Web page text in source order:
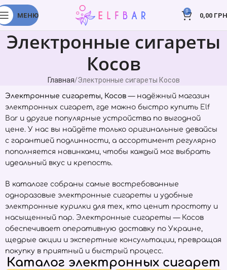
МЕНЮ
0
0,00
Электронные сигареты
Косов
Главная Электронные сигареты Косов
Электронные сигареты, Косов — надёжный магазин
электронных сигарет, где можно быстро купить Elf
Bar и другие популярные устройства по выгодной
цене. У нас вы найдёте только оригинальные девайсы
с гарантией подлинности, а ассортимент регулярно
пополняется новинками, чтобы каждый мог выбрать
идеальный вкус и крепость.
В каталоге собраны самые востребованные
одноразовые электронные сигареты и удобные
электронные курилки для тех, кто ценит простоту и
насыщенный пар. Электронные сигареты — Косов
обеспечивает оперативную доставку по Украине,
щедрые акции и экспертные консультации, превращая
покупку в приятный и быстрый процесс.
Каталог электронных сигарет